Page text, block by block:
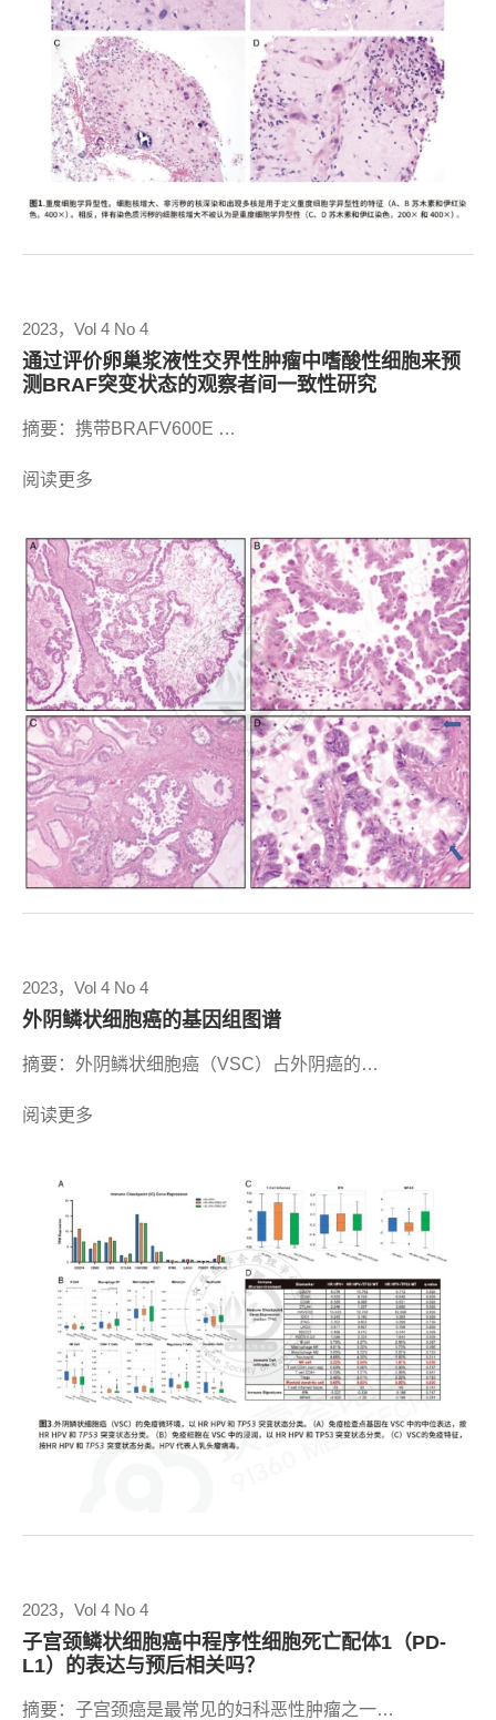
2023，Vol 4 No 4
通过评价卵巢浆液性交界性肿瘤中嗜酸性细胞来预
测BRAF突变状态的观察者间一致性研究
摘要：携带BRAFV600E …
阅读更多
2023，Vol 4 No 4
外阴鳞状细胞癌的基因组图谱
摘要：外阴鳞状细胞癌（VSC）占外阴癌的…
阅读更多
2023，Vol 4 No 4
子宫颈鳞状细胞癌中程序性细胞死亡配体1（PD-
L1）的表达与预后相关吗？
摘要：子宫颈癌是最常见的妇科恶性肿瘤之一…